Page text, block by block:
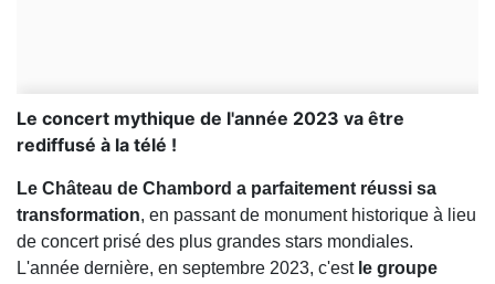
Le concert mythique de l'année 2023 va être
rediffusé à la télé !
Le Château de Chambord a parfaitement réussi sa
transformation, en passant de monument historique à lieu
de concert prisé des plus grandes stars mondiales.
L'année dernière, en septembre 2023, c'estle groupe